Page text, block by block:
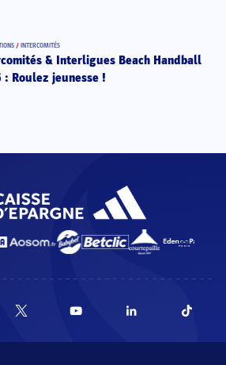
/ INTERCOMITÉS
& Interligues Beach Handball
: Roulez jeunesse !